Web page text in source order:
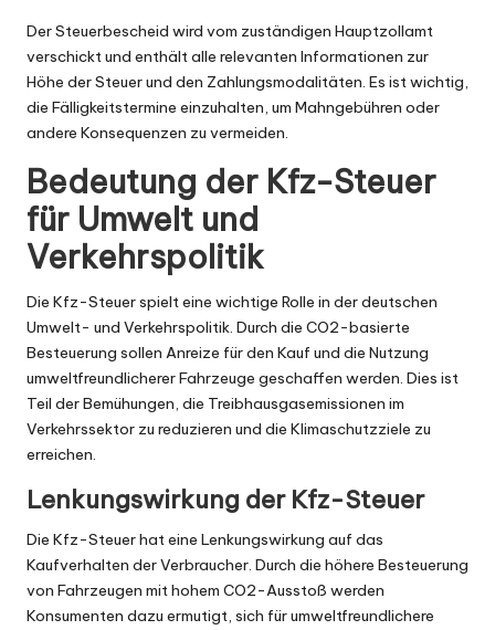
Der Steuerbescheid wird vom zuständigen Hauptzollamt
verschickt und enthält alle relevanten Informationen zur
Höhe der Steuer und den Zahlungsmodalitäten. Es ist wichtig,
die Fälligkeitstermine einzuhalten, um Mahngebühren oder
andere Konsequenzen zu vermeiden.
Bedeutung der Kfz-Steuer
für Umwelt und
Verkehrspolitik
Die Kfz-Steuer spielt eine wichtige Rolle in der deutschen
Umwelt- und Verkehrspolitik. Durch die CO2-basierte
Besteuerung sollen Anreize für den Kauf und die Nutzung
umweltfreundlicherer Fahrzeuge geschaffen werden. Dies ist
Teil der Bemühungen, die Treibhausgasemissionen im
Verkehrssektor zu reduzieren und die Klimaschutzziele zu
erreichen.
Lenkungswirkung der Kfz-Steuer
Die Kfz-Steuer hat eine Lenkungswirkung auf das
Kaufverhalten der Verbraucher. Durch die höhere Besteuerung
von Fahrzeugen mit hohem CO2-Ausstoß werden
Konsumenten dazu ermutigt, sich für umweltfreundlichere